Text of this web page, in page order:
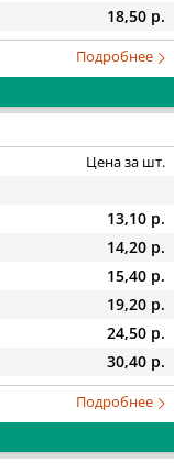
18,50 р.
Подробнее
Цена за шт.
13,10 р.
14,20 р.
15,40 р.
19,20 р.
24,50 р.
30,40 р.
Подробнее